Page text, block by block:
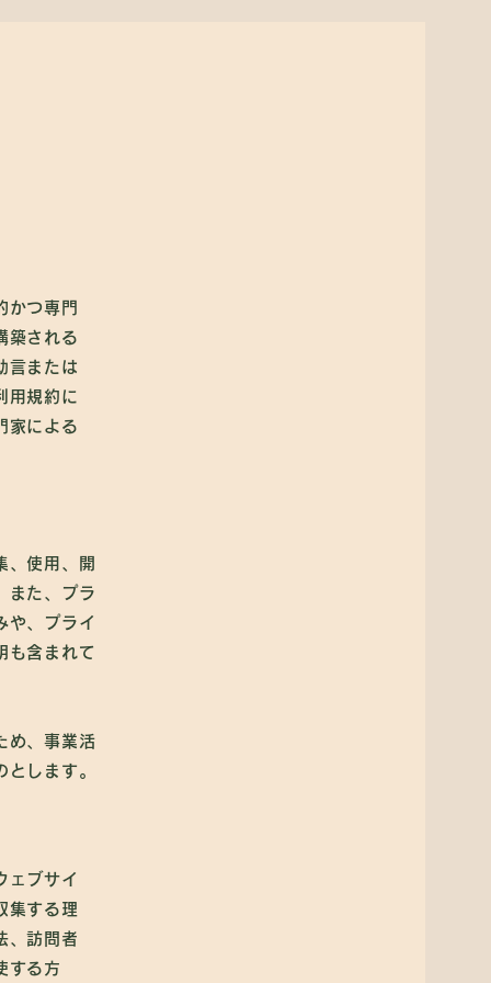
かつ専門
築される
言または
用規約に
家による
、使用、開
また、プラ
や、プライ
も含まれて
め、事業活
します。
ェブサイ
集する理
、訪問者
する方